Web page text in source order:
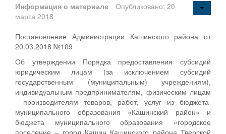
Информация о материале
Опубликовано: 20
марта 2018
Постановление Администрации Кашинского района от
20.03.2018 №109
Об утверждении Порядка предоставления субсидий
юридическим лицам (за исключением субсидий
государственным (муниципальным) учреждениям),
индивидуальным предпринимателям, физическим лицам
- производителям товаров, работ, услуг из бюджета
муниципального образования «Кашинский район» и
бюджета муниципального образования «городское
поселение – город Кашин Кашинского района Тверской